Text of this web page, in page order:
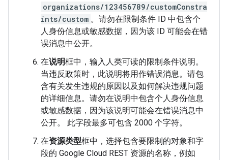
organizations/123456789/customConstra
ints/custom 。请勿在限制条件 ID 中包含个
人身份信息或敏感数据，因为该 ID 可能会在错
误消息中公开。
在说明框中，输入人类可读的限制条件说明。
当违反政策时，此说明将用作错误消息。请包
含有关发生违规的原因以及如何解决违规问题
的详细信息。请勿在说明中包含个人身份信息
或敏感数据，因为该说明可能会在错误消息中
公开。 此字段最多可包含 2000 个字符。
在资源类型框中，选择包含要限制的对象和字
段的 Google Cloud REST 资源的名称，例如